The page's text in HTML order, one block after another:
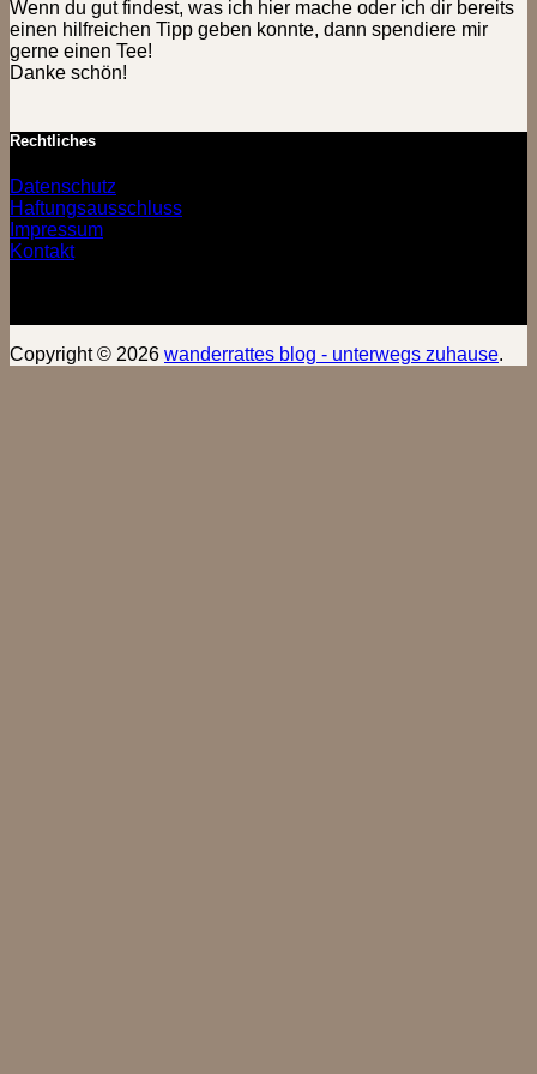
Wenn du gut findest, was ich hier mache oder ich dir bereits
einen hilfreichen Tipp geben konnte, dann spendiere mir
gerne einen Tee!
Danke schön!
Rechtliches
Datenschutz
Haftungsausschluss
Impressum
Kontakt
Copyright © 2026 wanderrattes blog - unterwegs zuhause.